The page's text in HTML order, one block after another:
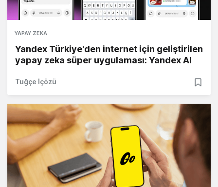
YAPAY ZEKA
Yandex Türkiye'den internet için geliştirilen
yapay zeka süper uygulaması: Yandex AI
Tuğçe İçözü